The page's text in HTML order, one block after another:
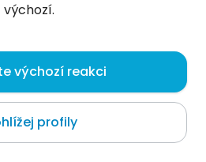
výchozí.
výchozí reakci
profily